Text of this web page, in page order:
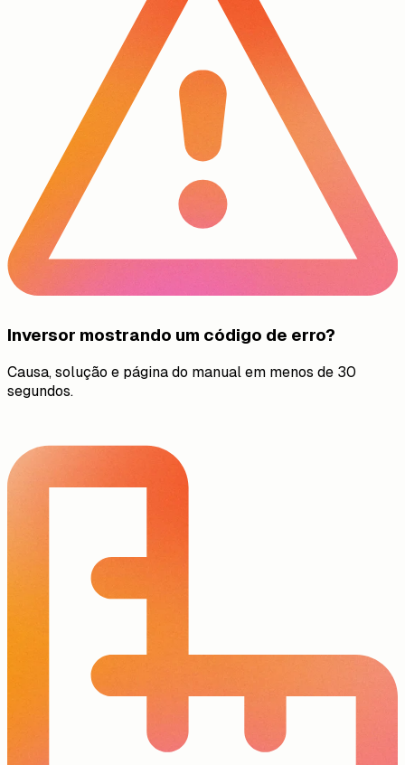
Inversor mostrando um código de erro?
Causa, solução e página do manual em menos de 30
segundos.